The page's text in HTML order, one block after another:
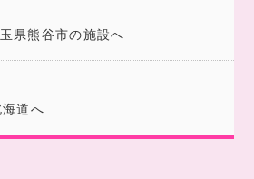
県熊谷市の施設へ
道へ